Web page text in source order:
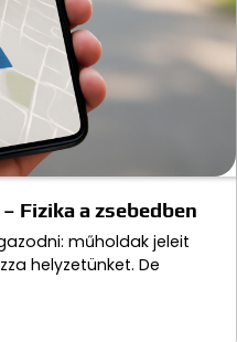
Fizika a zsebedben
műholdak jeleit
helyzetünket. De